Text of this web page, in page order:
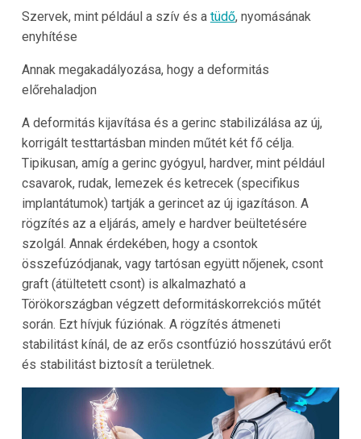
Szervek, mint például a szív és a tüdő, nyomásának
enyhítése
Annak megakadályozása, hogy a deformitás
előrehaladjon
A deformitás kijavítása és a gerinc stabilizálása az új,
korrigált testtartásban minden műtét két fő célja.
Tipikusan, amíg a gerinc gyógyul, hardver, mint például
csavarok, rudak, lemezek és ketrecek (specifikus
implantátumok) tartják a gerincet az új igazításon. A
rögzítés az a eljárás, amely e hardver beültetésére
szolgál. Annak érdekében, hogy a csontok
összefúzódjanak, vagy tartósan együtt nőjenek, csont
graft (átültetett csont) is alkalmazható a
Törökországban végzett deformitáskorrekciós műtét
során. Ezt hívjuk fúziónak. A rögzítés átmeneti
stabilitást kínál, de az erős csontfúzió hosszútávú erőt
és stabilitást biztosít a területnek.